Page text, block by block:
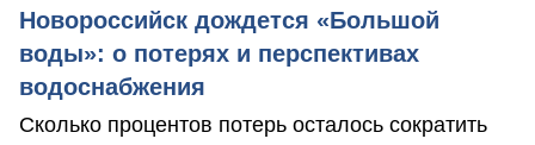
Новороссийск дождется «Большой
воды»: о потерях и перспективах
водоснабжения
Сколько процентов потерь осталось сократить